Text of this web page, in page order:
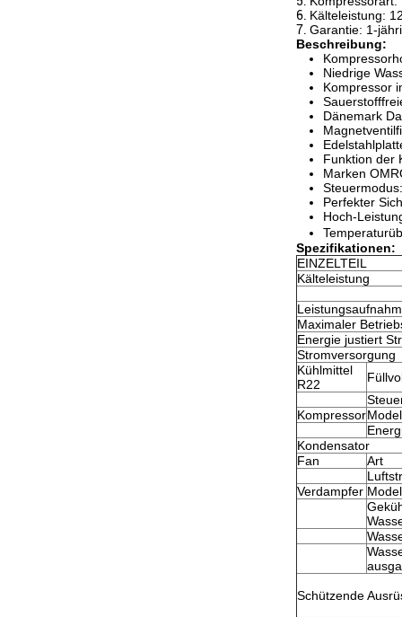
6. Kälteleistung:
7. Garantie: 1-
Beschreibung:
Niedrige
Kompressor
Dänemark
Funktion der
Marken
Perfekter
Hoch-
Spezifikationen:
EINZELTEIL
Kälteleistung
Maximaler
Energie justiert
Stromversorgung
Kühlmittel
R22
Kompressor
Kondensator
Fan
Art
Verdampfer
Schützende